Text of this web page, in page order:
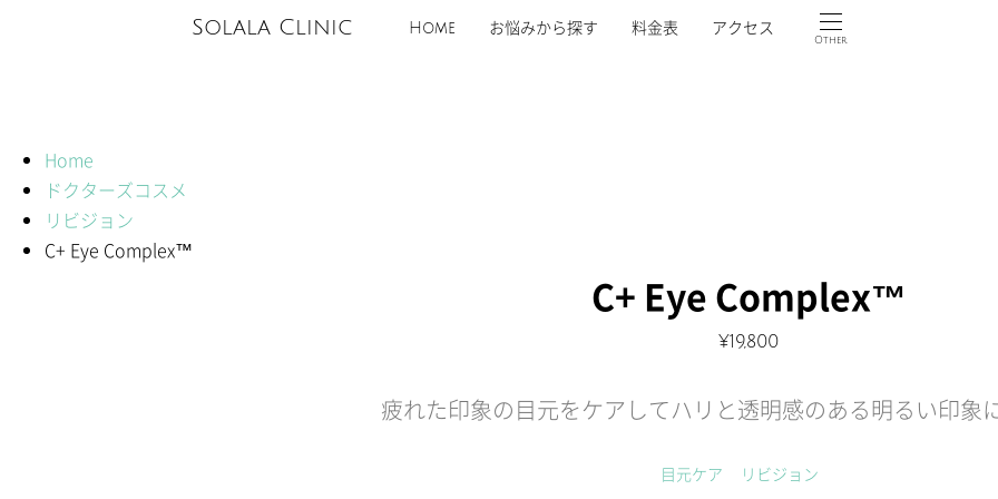
Solala Clinic Home お悩みから探す 料金表 アクセス
Other
Home
ドクターズコスメ
リビジョン
C+ Eye Complex™
C+ Eye Complex™
¥19,800
疲れた印象の目元をケアしてハリと透明感のある明るい印象
目元ケア リビジョン